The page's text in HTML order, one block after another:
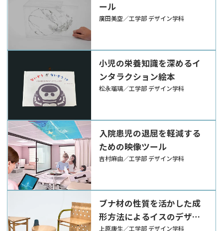
ール
廣田美空／工学部 デザイン学科
小児の栄養知識を深めるイ
ンタラクション絵本
松永瑠璃／工学部 デザイン学科
入院患児の退屈を軽減する
ための映像ツール
吉村麻由／工学部 デザイン学科
ブナ材の性質を活かした成
形方法によるイスのデザイ
上原康生／工学部 デザイン学科